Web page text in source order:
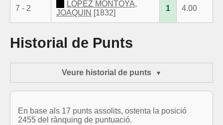
7 - 2
LOPEZ MONTOYA,
JOAQUIN [1832]
1 4.00
Historial de Punts
Veure historial de punts
En base als 17 punts assolits, ostenta la posició
2455 del rànquing de puntuació.